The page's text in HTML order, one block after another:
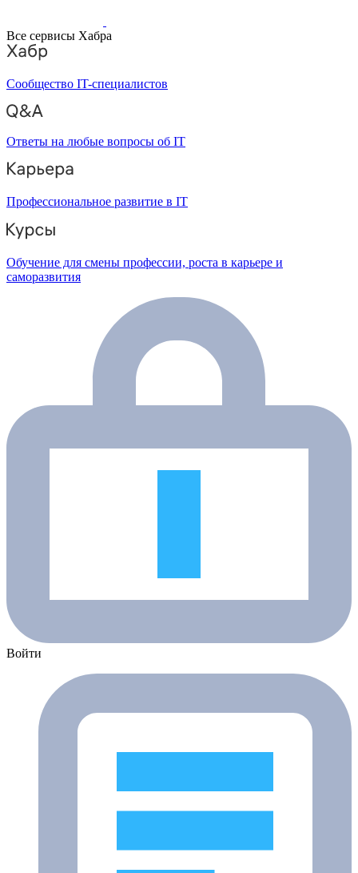
Все сервисы Хабра
Сообщество IT-специалистов
Ответы на любые вопросы об IT
Профессиональное развитие в IT
Обучение для смены профессии, роста в карьере и
саморазвития
Войти